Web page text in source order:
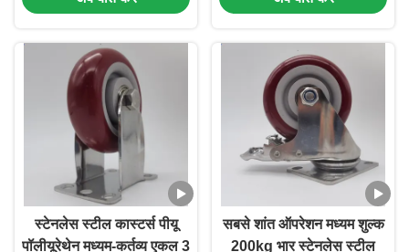
स्टेनलेस स्टील कास्टर्स पीयू
पॉलीयूरेथेन मध्यम-कर्तव्य एकल 3
सबसे शांत ऑपरेशन मध्यम शुल्क
200kg भार स्टेनलेस स्टील